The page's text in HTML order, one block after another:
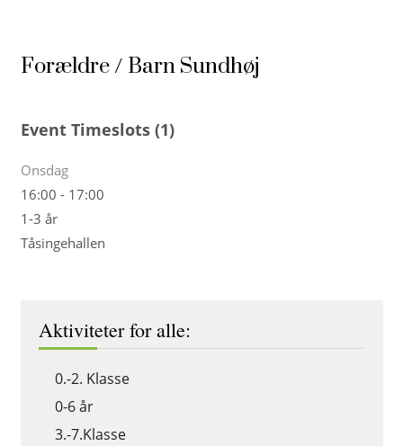
Forældre / Barn Sundhøj
Event Timeslots (1)
Onsdag
16:00 - 17:00
1-3 år
Tåsingehallen
Aktiviteter for alle:
0.-2. Klasse
0-6 år
3.-7.Klasse